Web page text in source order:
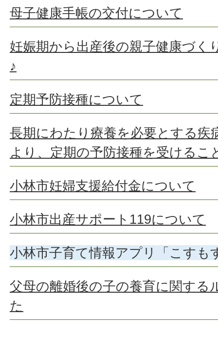
母子健康手帳の交付について
妊娠期から出産後の親子健康づく
♪
定期予防接種について
長期にわたり療養を必要とする疾
より、定期の予防接種を受けるこ
小林市妊婦支援給付金について
小林市出産サポート119について
小林市子育て情報アプリ「こすも
父母の離婚後の子の養育に関する
た